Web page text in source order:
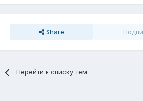
Share
Перейти к списку тем